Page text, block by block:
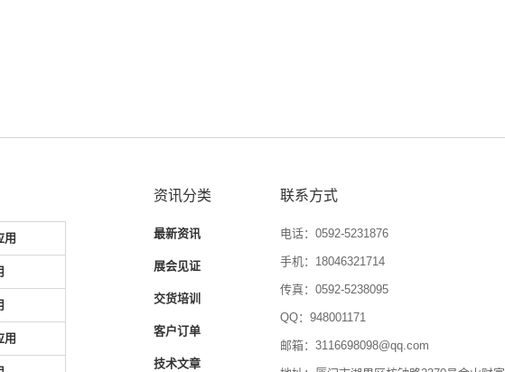
用
用
资讯分类
最新资讯
展会见证
交货培训
客户订单
技术文章
联系方式
电话：0592-5231876
手机：18046321714
传真：0592-5238095
QQ：948001171
邮箱：3116698098@qq.com